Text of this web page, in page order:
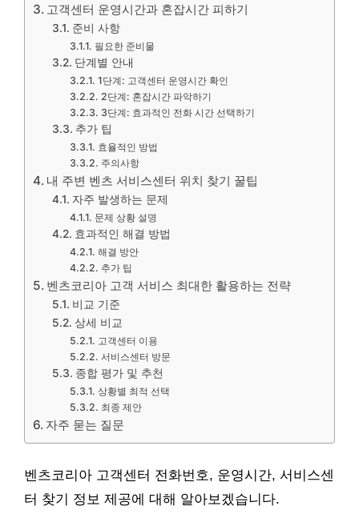
고객센터 운영시간과 혼잡시간 피하기
준비 사항
필요한 준비물
단계별 안내
1단계: 고객센터 운영시간 확인
2단계: 혼잡시간 파악하기
3단계: 효과적인 전화 시간 선택하기
추가 팁
효율적인 방법
주의사항
내 주변 벤츠 서비스센터 위치 찾기 꿀팁
자주 발생하는 문제
문제 상황 설명
효과적인 해결 방법
해결 방안
추가 팁
벤츠코리아 고객 서비스 최대한 활용하는 전략
비교 기준
상세 비교
고객센터 이용
서비스센터 방문
종합 평가 및 추천
상황별 최적 선택
최종 제안
자주 묻는 질문
벤츠코리아 고객센터 전화번호, 운영시간, 서비스센
터 찾기 정보 제공에 대해 알아보겠습니다.